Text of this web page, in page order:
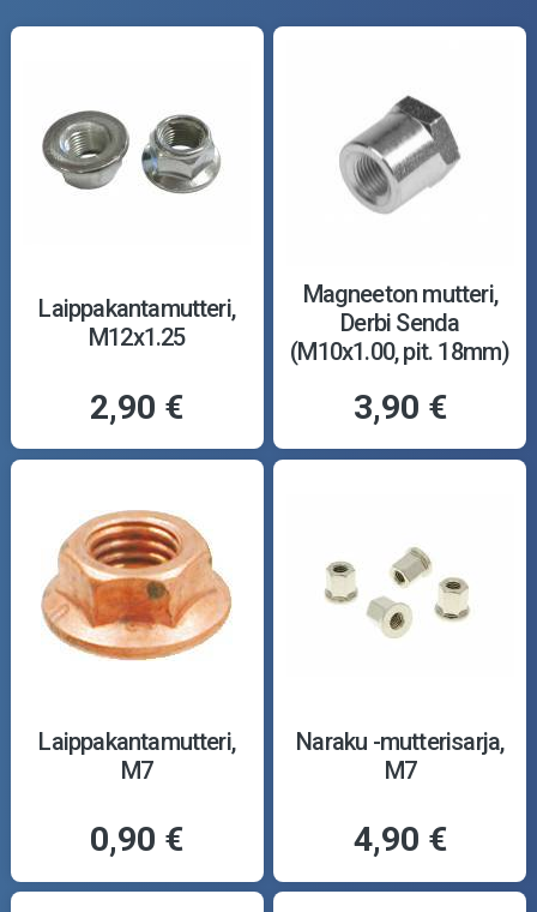
Laippakantamutteri,
M12x1.25
2,90 €
Magneeton mutteri,
Derbi Senda
(M10x1.00, pit. 18mm)
3,90 €
Laippakantamutteri,
M7
0,90 €
Naraku -mutterisarja,
M7
4,90 €